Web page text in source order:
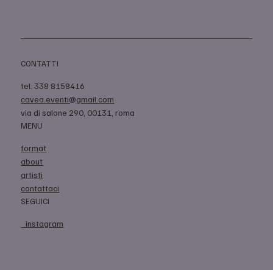
CONTATTI
tel. 338 8158416
cavea.eventi@gmail.com
via di salone 290, 00131, roma
MENU
format
about
artisti
contattaci
SEGUICI
instagram